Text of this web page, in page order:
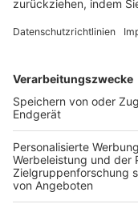
FOLGE DEM BFV
TOP-VEREINE
TOP-PARTNER